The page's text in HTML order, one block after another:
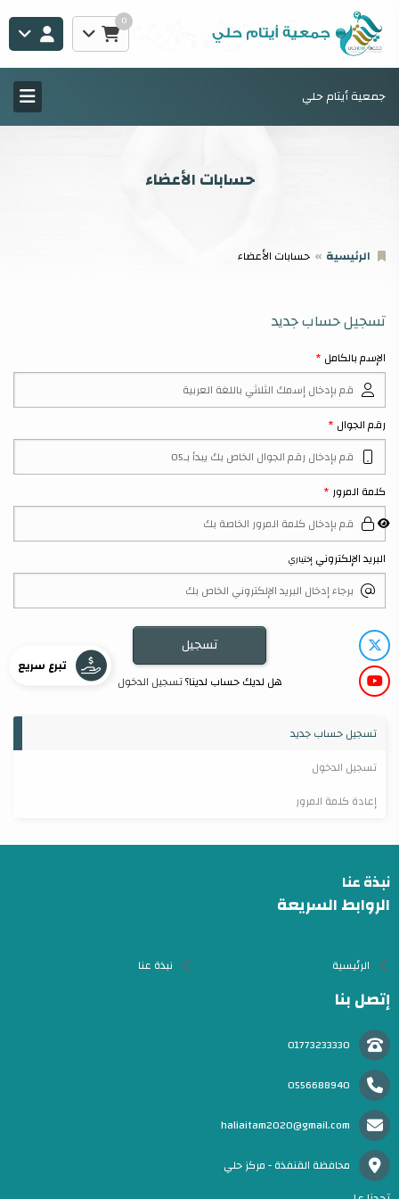
0
جمعية أيتام حلي
حسابات الأعضاء
الرئيسية حسابات الأعضاء
تسجيل حساب جديد
الإسم بالكامل
رقم الجوال
كلمة المرور
البريد الإلكتروني إختياري
هل لديك حساب لدينا؟تسجيل الدخول
تسجيل حساب جديد
تسجيل الدخول
إعادة كلمة المرور
نبذة عنا
الروابط السريعة
الرئيسية نبذة عنا
إتصل بنا
01773233330
0556688940
haliaitam2020@gmail.com
محافظة القنفذة - مركز حلي
تبرع سريع